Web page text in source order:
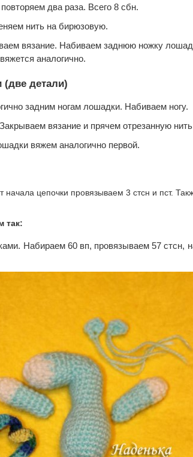
два раза. Всего 8 сбн.
нить на бирюзовую.
вязание. Набиваем заднюю ножку
аналогично.
(две детали)
задним ногам лошадки. Набиваем ногу.
вязание и прячем отрезанную нить
вяжем аналогично первой.
цепочки провязываем 3 стсн и пст.
так:
Набираем 60 вп, провязываем 57 стсн,